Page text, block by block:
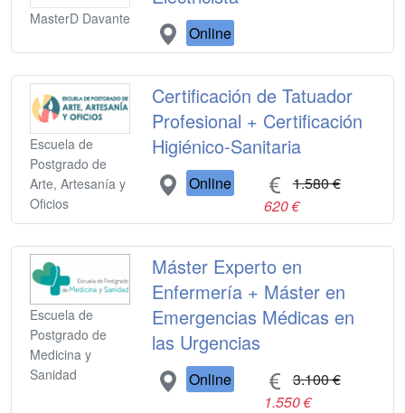
MasterD Davante
Online
Escuela de
Postgrado de
Arte, Artesanía y
Oficios
Certificación de Tatuador
Profesional + Certificación
Higiénico-Sanitaria
Online
1.580 €
620 €
Escuela de
Postgrado de
Medicina y
Sanidad
Máster Experto en
Enfermería + Máster en
Emergencias Médicas en
las Urgencias
Online
3.100 €
1.550 €